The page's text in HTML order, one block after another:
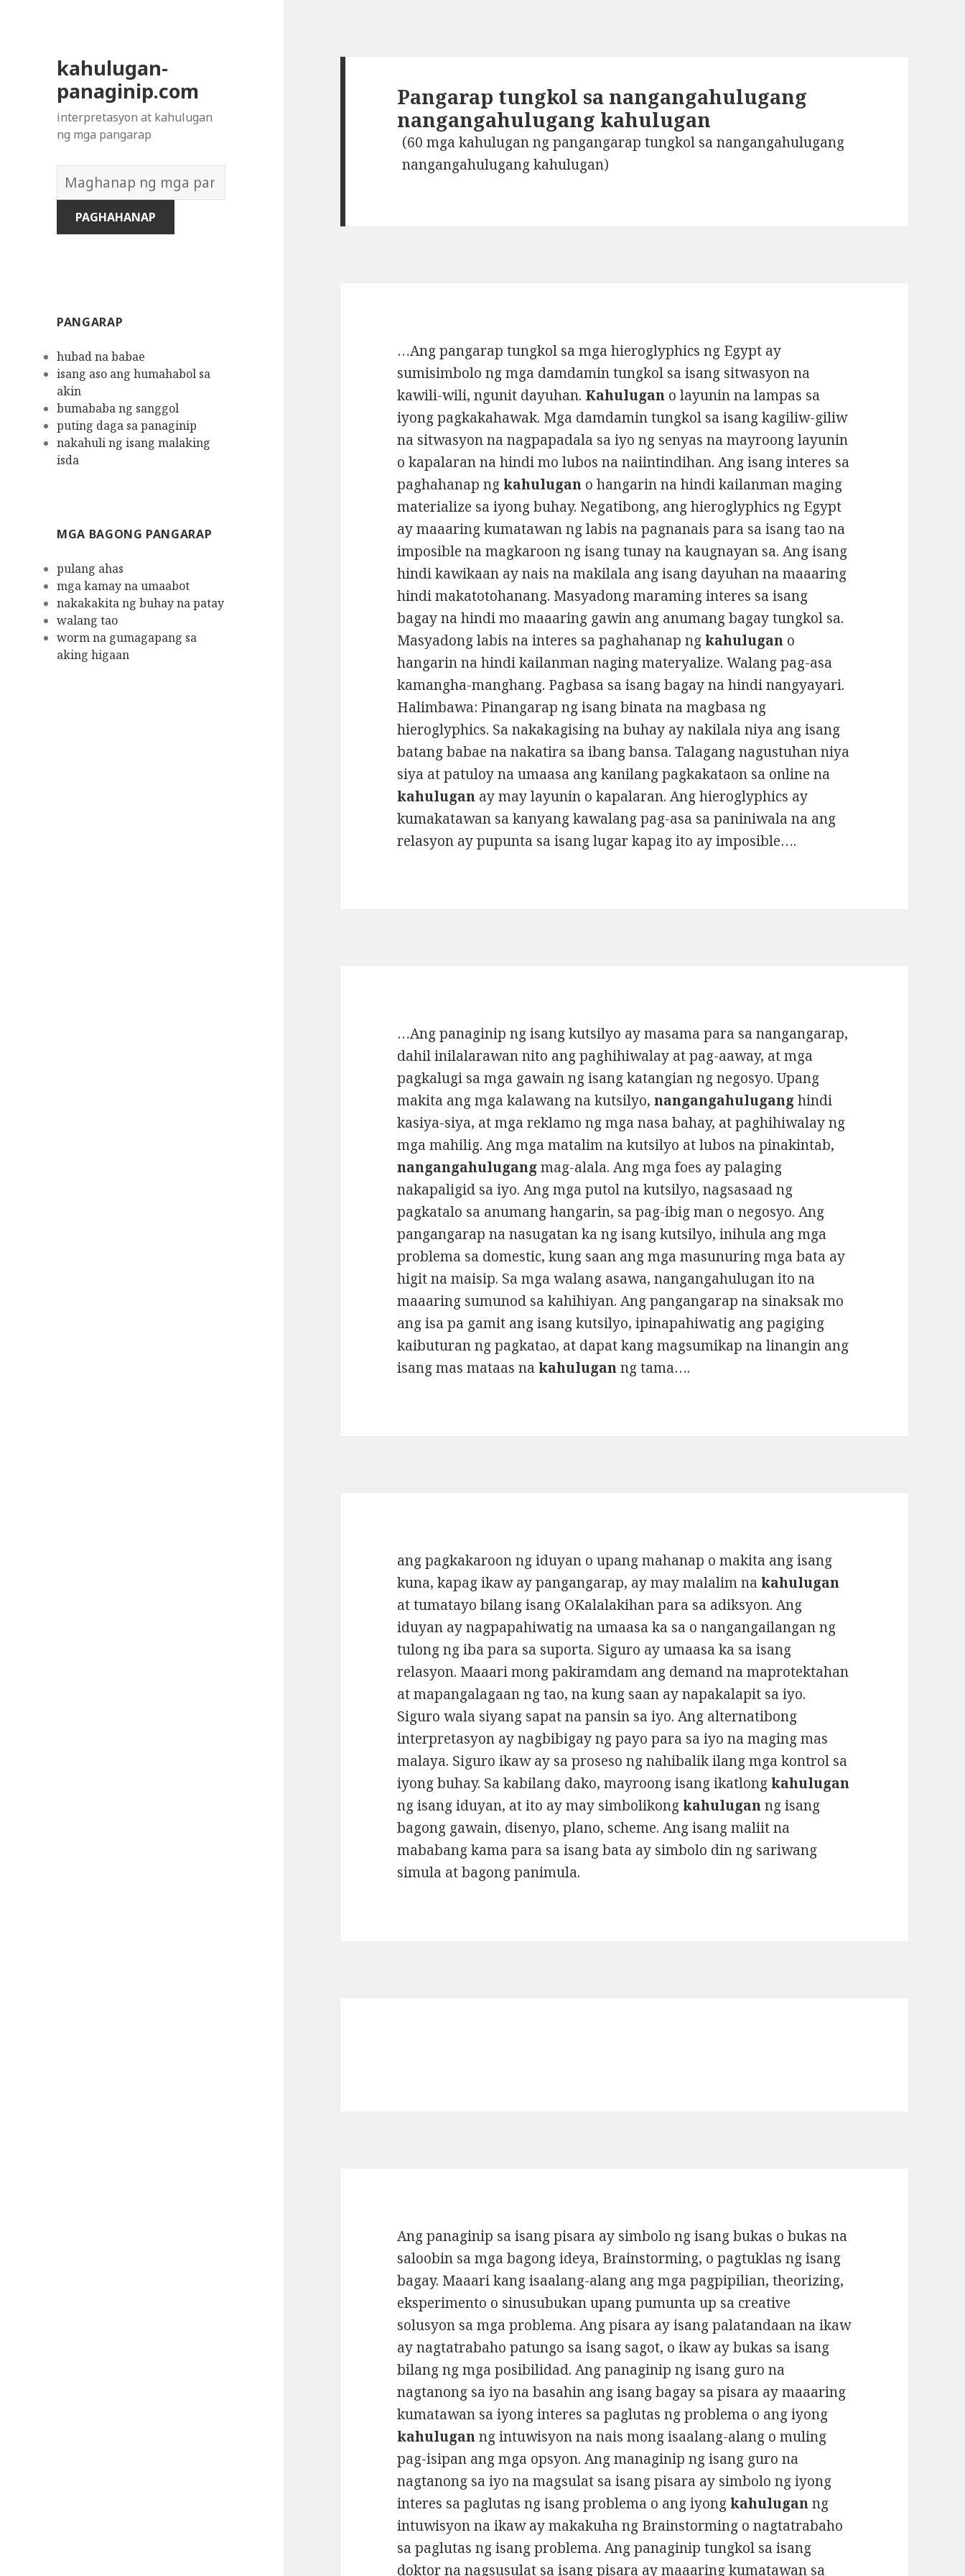
kahulugan-
panaginip.com
interpretasyon at kahulugan
ng mga pangarap
Diksyon
ng
Mga
PANGARAP
hubad na babae
isang aso ang humahabol sa
akin
bumababa ng sanggol
puting daga sa panaginip
nakahuli ng isang malaking
isda
MGA BAGONG PANGARAP
pulang ahas
mga kamay na umaabot
nakakakita ng buhay na patay
walang tao
worm na gumagapang sa
aking higaan
Pangarap tungkol sa nangangahulugang
nangangahulugang kahulugan
(60 mga kahulugan ng pangangarap tungkol sa nangangahulugang
nangangahulugang kahulugan)
…Ang pangarap tungkol sa mga hieroglyphics ng Egypt ay
sumisimbolo ng mga damdamin tungkol sa isang sitwasyon na
kawili-wili, ngunit dayuhan. Kahulugan o layunin na lampas sa
iyong pagkakahawak. Mga damdamin tungkol sa isang kagiliw-giliw
na sitwasyon na nagpapadala sa iyo ng senyas na mayroong layunin
o kapalaran na hindi mo lubos na naiintindihan. Ang isang interes sa
paghahanap ng kahulugan o hangarin na hindi kailanman maging
materialize sa iyong buhay. Negatibong, ang hieroglyphics ng Egypt
ay maaaring kumatawan ng labis na pagnanais para sa isang tao na
imposible na magkaroon ng isang tunay na kaugnayan sa. Ang isang
hindi kawikaan ay nais na makilala ang isang dayuhan na maaaring
hindi makatotohanang. Masyadong maraming interes sa isang
bagay na hindi mo maaaring gawin ang anumang bagay tungkol sa.
Masyadong labis na interes sa paghahanap ng kahulugan o
hangarin na hindi kailanman naging materyalize. Walang pag-asa
kamangha-manghang. Pagbasa sa isang bagay na hindi nangyayari.
Halimbawa: Pinangarap ng isang binata na magbasa ng
hieroglyphics. Sa nakakagising na buhay ay nakilala niya ang isang
batang babae na nakatira sa ibang bansa. Talagang nagustuhan niya
siya at patuloy na umaasa ang kanilang pagkakataon sa online na
kahulugan ay may layunin o kapalaran. Ang hieroglyphics ay
kumakatawan sa kanyang kawalang pag-asa sa paniniwala na ang
relasyon ay pupunta sa isang lugar kapag ito ay imposible….
…Ang panaginip ng isang kutsilyo ay masama para sa nangangarap,
dahil inilalarawan nito ang paghihiwalay at pag-aaway, at mga
pagkalugi sa mga gawain ng isang katangian ng negosyo. Upang
makita ang mga kalawang na kutsilyo,nangangahuluganghindi
kasiya-siya, at mga reklamo ng mga nasa bahay, at paghihiwalay ng
mga mahilig. Ang mga matalim na kutsilyo at lubos na pinakintab,
nangangahulugangmag-alala. Ang mga foes ay palaging
nakapaligid sa iyo. Ang mga putol na kutsilyo, nagsasaad ng
pagkatalo sa anumang hangarin, sa pag-ibig man o negosyo. Ang
pangangarap na nasugatan ka ng isang kutsilyo, inihula ang mga
problema sa domestic, kung saan ang mga masunuring mga bata ay
higit na maisip. Sa mga walang asawa, nangangahulugan ito na
maaaring sumunod sa kahihiyan. Ang pangangarap na sinaksak mo
ang isa pa gamit ang isang kutsilyo, ipinapahiwatig ang pagiging
kaibuturan ng pagkatao, at dapat kang magsumikap na linangin ang
isang mas mataas na kahuluganng tama….
ang pagkakaroon ng iduyan o upang mahanap o makita ang isang
kuna, kapag ikaw ay pangangarap, ay may malalim na kahulugan
at tumatayo bilang isang OKalalakihan para sa adiksyon. Ang
iduyan ay nagpapahiwatig na umaasa ka sa o nangangailangan ng
tulong ng iba para sa suporta. Siguro ay umaasa ka sa isang
relasyon. Maaari mong pakiramdam ang demand na maprotektahan
at mapangalagaan ng tao, na kung saan ay napakalapit sa iyo.
Siguro wala siyang sapat na pansin sa iyo. Ang alternatibong
interpretasyon ay nagbibigay ng payo para sa iyo na maging mas
malaya. Siguro ikaw ay sa proseso ng nahibalik ilang mga kontrol sa
iyong buhay. Sa kabilang dako, mayroong isang ikatlong kahulugan
ng isang iduyan, at ito ay may simbolikong kahuluganng isang
bagong gawain, disenyo, plano, scheme. Ang isang maliit na
mababang kama para sa isang bata ay simbolo din ng sariwang
simula at bagong panimula.
Ang panaginip sa isang pisara ay simbolo ng isang bukas o bukas na
saloobin sa mga bagong ideya, Brainstorming, o pagtuklas ng isang
bagay. Maaari kang isaalang-alang ang mga pagpipilian, theorizing,
eksperimento o sinusubukan upang pumunta up sa creative
solusyon sa mga problema. Ang pisara ay isang palatandaan na ikaw
ay nagtatrabaho patungo sa isang sagot, o ikaw ay bukas sa isang
bilang ng mga posibilidad. Ang panaginip ng isang guro na
nagtanong sa iyo na basahin ang isang bagay sa pisara ay maaaring
kumatawan sa iyong interes sa paglutas ng problema o ang iyong
kahuluganng intuwisyon na nais mong isaalang-alang o muling
pag-isipan ang mga opsyon. Ang managinip ng isang guro na
nagtanong sa iyo na magsulat sa isang pisara ay simbolo ng iyong
interes sa paglutas ng isang problema o ang iyong kahuluganng
intuwisyon na ikaw ay makakuha ng Brainstorming o nagtatrabaho
sa paglutas ng isang problema. Ang panaginip tungkol sa isang
doktor na nagsusulat sa isang pisara ay maaaring kumatawan sa